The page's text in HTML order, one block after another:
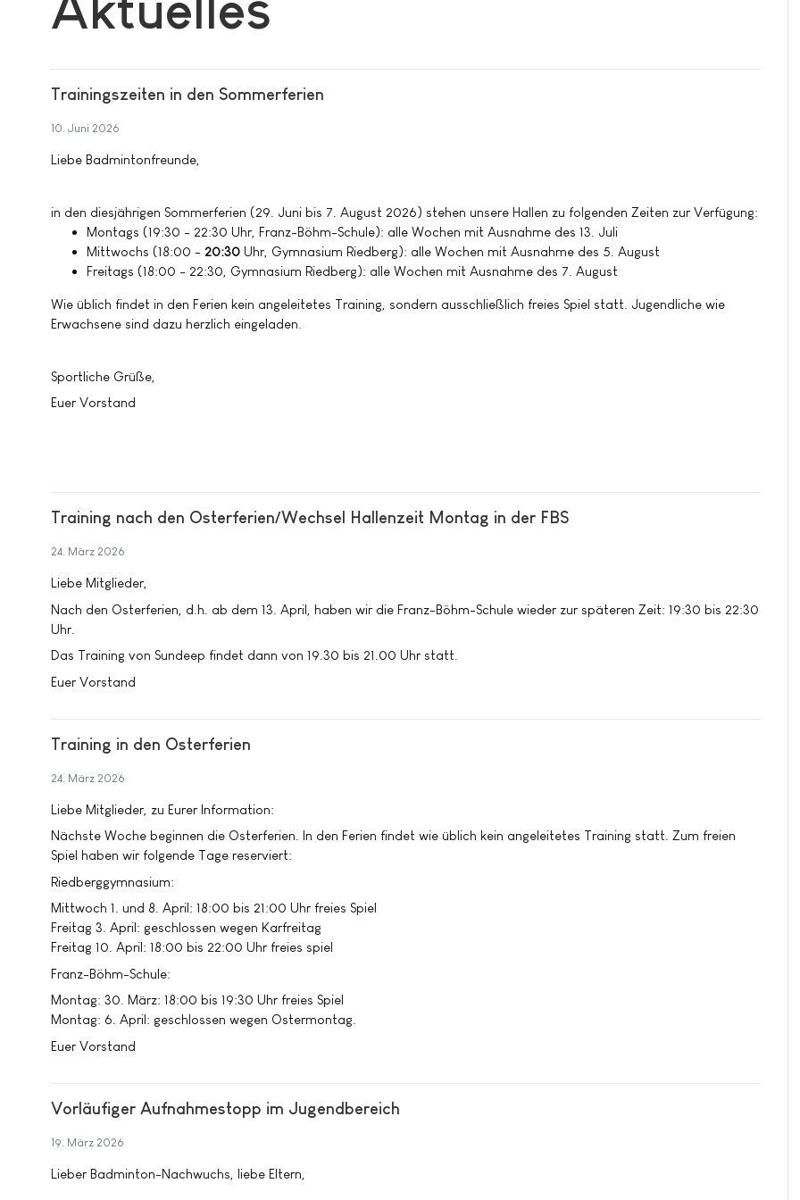
Trainingszeiten in den Sommerferien
10. Juni 2026
Liebe Badmintonfreunde,
in den diesjährigen Sommerferien (29. Juni bis 7. August 2026) stehen unsere Hallen zu folgenden Zeiten zur Verfügung:
Montags (19:30 - 22:30 Uhr, Franz-Böhm-Schule): alle Wochen mit Ausnahme des 13. Juli
Mittwochs (18:00 - 20:30 Uhr, Gymnasium Riedberg): alle Wochen mit Ausnahme des 5. August
Freitags (18:00 - 22:30, Gymnasium Riedberg): alle Wochen mit Ausnahme des 7. August
Wie üblich findet in den Ferien kein angeleitetes Training, sondern ausschließlich freies Spiel statt. Jugendliche wie
Erwachsene sind dazu herzlich eingeladen.
Sportliche Grüße,
Euer Vorstand
Training nach den Osterferien/Wechsel Hallenzeit Montag in der FBS
24. März 2026
Liebe Mitglieder,
Nach den Osterferien, d.h. ab dem 13. April, haben wir die Franz-Böhm-Schule wieder zur späteren Zeit: 19:30 bis 22:30
Uhr.
Das Training von Sundeep findet dann von 19.30 bis 21.00 Uhr statt.
Euer Vorstand
Training in den Osterferien
24. März 2026
Liebe Mitglieder, zu Eurer Information:
Nächste Woche beginnen die Osterferien. In den Ferien findet wie üblich kein angeleitetes Training statt. Zum freien
Spiel haben wir folgende Tage reserviert:
Riedberggymnasium:
Mittwoch 1. und 8. April: 18:00 bis 21:00 Uhr freies Spiel
Freitag 3. April: geschlossen wegen Karfreitag
Freitag 10. April: 18:00 bis 22:00 Uhr freies spiel
Franz-Böhm-Schule:
Montag: 30. März: 18:00 bis 19:30 Uhr freies Spiel
Montag: 6. April: geschlossen wegen Ostermontag.
Euer Vorstand
Vorläufiger Aufnahmestopp im Jugendbereich
19. März 2026
Lieber Badminton-Nachwuchs, liebe Eltern,